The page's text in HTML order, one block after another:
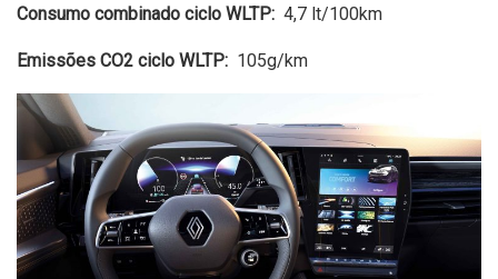
Consumo combinado ciclo WLTP: 4,7 lt/100km
Emissões CO2 ciclo WLTP: 105g/km